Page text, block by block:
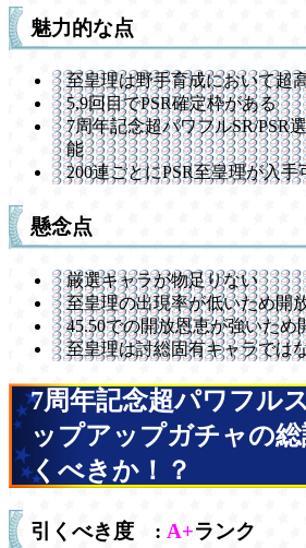
魅力的な点
至皇理は野手育成において超
5,9回目でPSR確定枠がある
7周年記念超パワフルSR/PSR
能
200連ごとにPSR至皇理が入手
懸念点
厳選キャラが物足りない
至皇理の出現率が低いため開
45.50での開放恩恵が強いため
至皇理は討総固有キャラでは
7周年記念超パワフル
ップアップガチャの総
くべきか！？
引くべき度 : A+ランク